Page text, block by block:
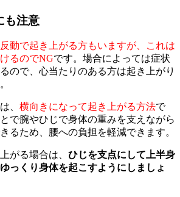
も注意
動で起き上がる方もいますが、これは
るのでNGです。場合によっては症状
ので、心当たりのある方は起き上がり
、 横向きになって起き上がる方法で
で腕やひじで身体の重みを支えながら
るため、腰への負担を軽減できます。
がる場合は、 ひじを支点にして上半身
っくり身体を起こすようにしましょ